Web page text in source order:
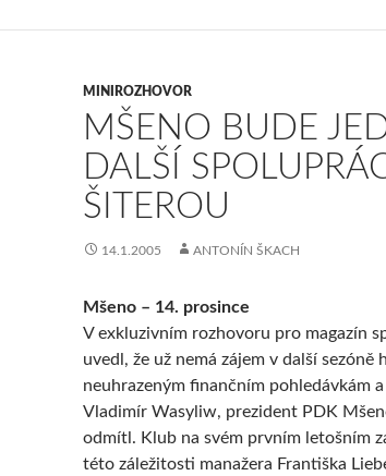
MINIROZHOVOR
MŠENO BUDE
DALŠÍ
ŠITEROU
14.1.2005 ANTONÍN ŠKACH
Mšeno – 14. prosince
V exkluzivním rozhovoru pro magazín
uvedl, že už nemá zájem v další
neuhrazeným finančním pohledávkám
Vladimír Wasyliw, prezident PDK
odmítl. Klub na svém prvním letošním
této záležitosti manažera Františka